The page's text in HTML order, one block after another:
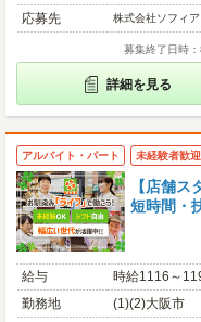
応募先
株式会社ソフィア
募集終了日時
詳細を見る
アルバイト・パート 未経験者歓迎
【店舗
短時間・
給与
時給1116～
勤務地
(1)(2)大阪市